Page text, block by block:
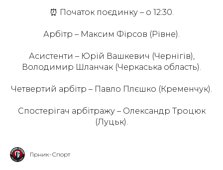
⏰ Початок поєдинку – о 12:30.
Арбітр – Максим Фірсов (Рівне).
Асистенти – Юрій Вашкевич (Чернігів),
Володимир Шланчак (Черкаська область).
Четвертий арбітр – Павло Плєшко (Кременчук).
Спостерігач арбітражу – Олександр Троцюк
(Луцьк).
Гірник-Спорт